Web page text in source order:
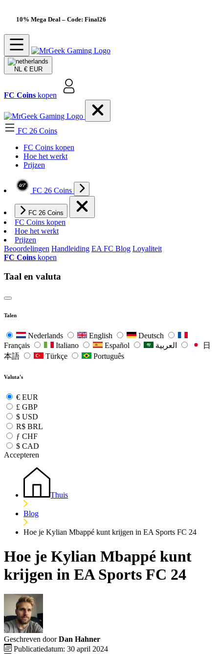
10% Mega Deal – Code: Final26
NL € EUR
FC Coins kopen
FC 26 Coins
FC Coins kopen
Hoe het werkt
Prijzen
FC 26 Coins
FC 26 Coins
FC Coins kopen
Hoe het werkt
Prijzen
Beoordelingen Handleiding EA FC Blog Loyaliteit
FC Coins kopen
Taal en valuta
Talen
Nederlands English
Deutsch
Français
Italiano Español
日
本語
Türkçe Português
Valuta's
€ EUR
£ GBP
$ USD
R$ BRL
ƒ CHF
$ CAD
Accepteren
Thuis
Blog
Hoe je Kylian Mbappé kunt krijgen in EA Sports FC 24
Hoe je Kylian Mbappé kunt
krijgen in EA Sports FC 24
Geschreven door Dan Hahner
Publicatiedatum: 30 april 2024